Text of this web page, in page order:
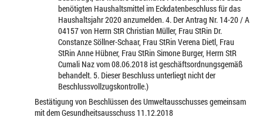
benötigten Haushaltsmittel im Eckdatenbeschluss für das
Haushaltsjahr 2020 anzumelden. 4. Der Antrag Nr. 14-20 / A
04157 von Herrn StR Christian Müller, Frau StRin Dr.
Constanze Söllner-Schaar, Frau StRin Verena Dietl, Frau
StRin Anne Hübner, Frau StRin Simone Burger, Herrn StR
Cumali Naz vom 08.06.2018 ist geschäftsordnungsgemäß
behandelt. 5. Dieser Beschluss unterliegt nicht der
Beschlussvollzugskontrolle.)
Bestätigung von Beschlüssen des Umweltausschusses gemeinsam
mit dem Gesundheitsausschuss 11.12.2018